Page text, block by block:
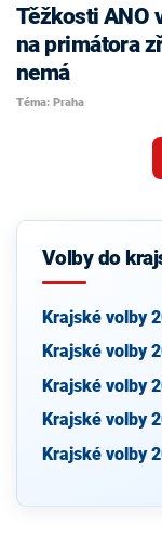
Těžkosti ANO
na primátora
nemá
Téma: Praha
Volby do
Krajské volby
Krajské volby
Krajské volby
Krajské volby
Krajské volby